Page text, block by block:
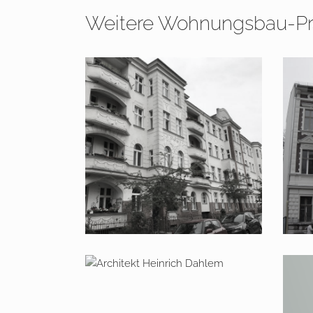
Weitere Wohnungsbau-
2020 – 2022 Potsdam,
Siemenstraße 1 – 3
2008 – 2009 Berlin Dahlem,